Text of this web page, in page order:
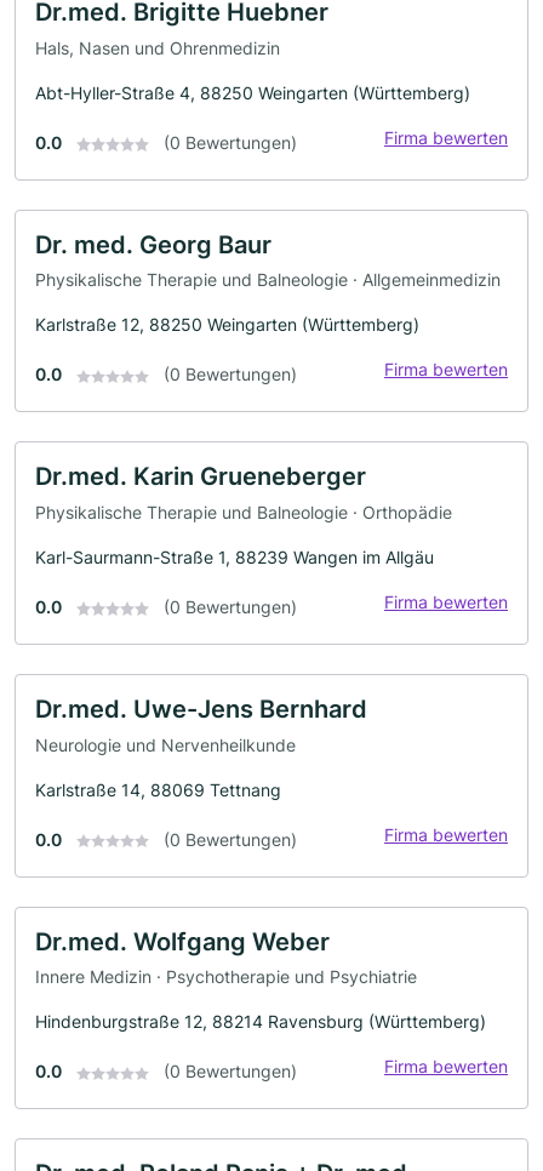
Dr.med. Brigitte Huebner
Hals, Nasen und Ohrenmedizin
Abt-Hyller-Straße 4, 88250 Weingarten (Württemberg)
0.0 (0 Bewertungen) Firma bewerten
Dr. med. Georg Baur
Physikalische Therapie und Balneologie · Allgemeinmedizin
Karlstraße 12, 88250 Weingarten (Württemberg)
0.0 (0 Bewertungen) Firma bewerten
Dr.med. Karin Grueneberger
Physikalische Therapie und Balneologie · Orthopädie
Karl-Saurmann-Straße 1, 88239 Wangen im Allgäu
0.0 (0 Bewertungen) Firma bewerten
Dr.med. Uwe-Jens Bernhard
Neurologie und Nervenheilkunde
Karlstraße 14, 88069 Tettnang
0.0 (0 Bewertungen) Firma bewerten
Dr.med. Wolfgang Weber
Innere Medizin · Psychotherapie und Psychiatrie
Hindenburgstraße 12, 88214 Ravensburg (Württemberg)
0.0 (0 Bewertungen) Firma bewerten